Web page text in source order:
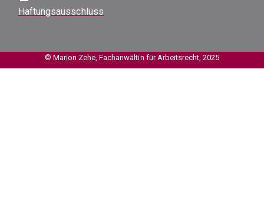
Haftungsausschluss
© Marion Zehe, Fachanwältin für Arbeitsrecht, 2025